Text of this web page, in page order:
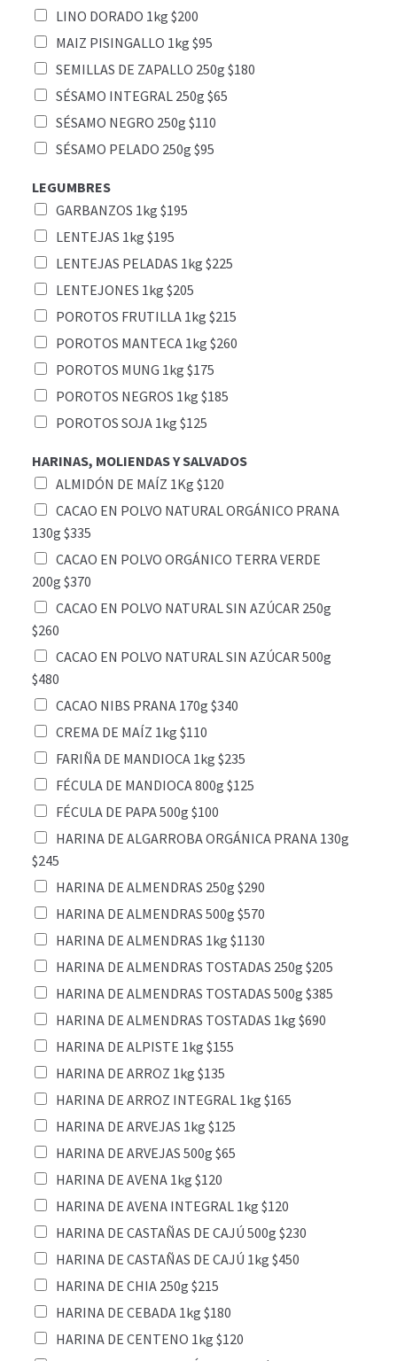
LINO DORADO 1kg $200
MAIZ PISINGALLO 1kg $95
SEMILLAS DE ZAPALLO 250g $180
SÉSAMO INTEGRAL 250g $65
SÉSAMO NEGRO 250g $110
SÉSAMO PELADO 250g $95
LEGUMBRES
GARBANZOS 1kg $195
LENTEJAS 1kg $195
LENTEJAS PELADAS 1kg $225
LENTEJONES 1kg $205
POROTOS FRUTILLA 1kg $215
POROTOS MANTECA 1kg $260
POROTOS MUNG 1kg $175
POROTOS NEGROS 1kg $185
POROTOS SOJA 1kg $125
HARINAS, MOLIENDAS Y SALVADOS
ALMIDÓN DE MAÍZ 1Kg $120
CACAO EN POLVO NATURAL ORGÁNICO PRANA
130g $335
CACAO EN POLVO ORGÁNICO TERRA VERDE
200g $370
CACAO EN POLVO NATURAL SIN AZÚCAR 250g
$260
CACAO EN POLVO NATURAL SIN AZÚCAR 500g
$480
CACAO NIBS PRANA 170g $340
CREMA DE MAÍZ 1kg $110
FARIÑA DE MANDIOCA 1kg $235
FÉCULA DE MANDIOCA 800g $125
FÉCULA DE PAPA 500g $100
HARINA DE ALGARROBA ORGÁNICA PRANA 130g
$245
HARINA DE ALMENDRAS 250g $290
HARINA DE ALMENDRAS 500g $570
HARINA DE ALMENDRAS 1kg $1130
HARINA DE ALMENDRAS TOSTADAS 250g $205
HARINA DE ALMENDRAS TOSTADAS 500g $385
HARINA DE ALMENDRAS TOSTADAS 1kg $690
HARINA DE ALPISTE 1kg $155
HARINA DE ARROZ 1kg $135
HARINA DE ARROZ INTEGRAL 1kg $165
HARINA DE ARVEJAS 1kg $125
HARINA DE ARVEJAS 500g $65
HARINA DE AVENA 1kg $120
HARINA DE AVENA INTEGRAL 1kg $120
HARINA DE CASTAÑAS DE CAJÚ 500g $230
HARINA DE CASTAÑAS DE CAJÚ 1kg $450
HARINA DE CHIA 250g $215
HARINA DE CEBADA 1kg $180
HARINA DE CENTENO 1kg $120